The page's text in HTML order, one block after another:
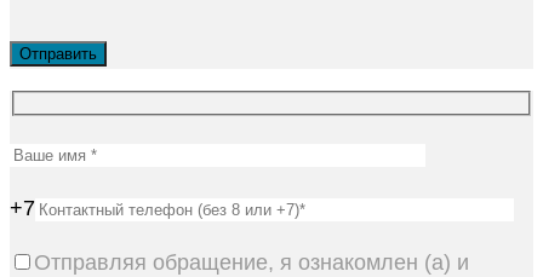
+7
Отправляя обращение, я ознакомлен (а) и